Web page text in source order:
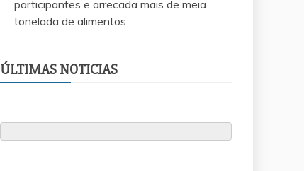
participantes e arrecada mais de meia
tonelada de alimentos
ÚLTIMAS NOTICIAS
criar escolinhas esportivas gratuitas para
crianças e adolescentes em Palmas
morte do filho de 3 anos que já foi afastado
da OAB após denúncia de ameaças
para Palmas? Data internacional reforça
cuidados com a espécie
requerimento do Vereador Waldsom da
Agesp
EsportesSolidariedade1ª Corrida Solidária da
arrecada mais de meia tonelada de
alimentos